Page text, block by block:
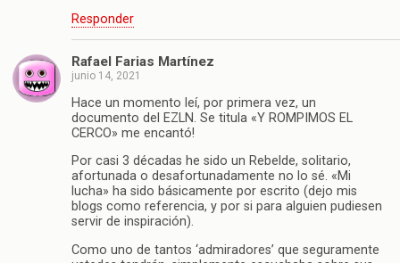
Responder
Rafael Farias Martínez
junio 14, 2021
Hace un momento leí, por primera vez, un
documento del EZLN. Se titula «Y ROMPIMOS EL
CERCO» me encantó!
Por casi 3 décadas he sido un Rebelde, solitario,
afortunada o desafortunadamente no lo sé. «Mi
lucha» ha sido básicamente por escrito (dejo mis
blogs como referencia, y por si para alguien pudiesen
servir de inspiración).
Como uno de tantos ‘admiradores’ que seguramente